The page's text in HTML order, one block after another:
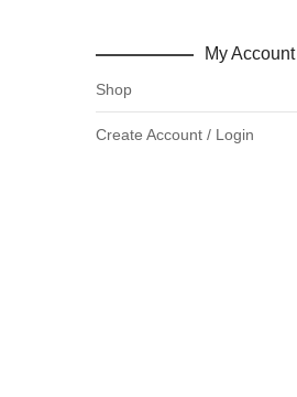
My Account
Shop
Create Account / Login